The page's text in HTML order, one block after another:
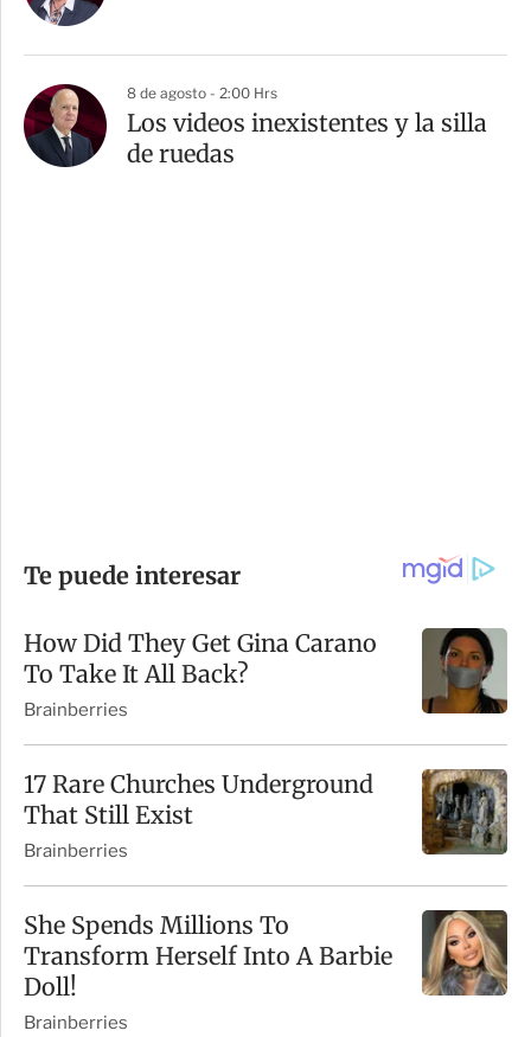
8 de agosto - 2:00 Hrs
Los videos inexistentes y la silla
de ruedas